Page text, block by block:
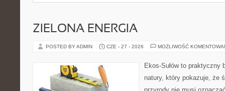
ZIELONA ENERGIA
POSTED BY ADMIN CZE - 27 - 2026 MOŻLIWOŚĆ
Ekos-Sułów to praktyczny
natury, który pokazuje, że